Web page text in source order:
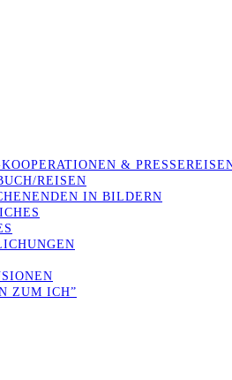
&
REISEN
IN BILDERN
ZUM ICH”